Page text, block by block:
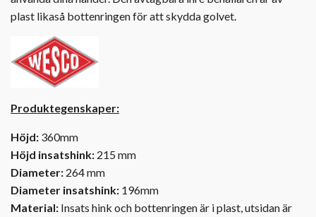
plast likaså bottenringen för att skydda golvet.
Produktegenskaper:
Höjd: 360mm
Höjd insatshink: 215 mm
Diameter: 264 mm
Diameter insatshink: 196mm
Material: Insats hink och bottenringen är i plast, utsidan är